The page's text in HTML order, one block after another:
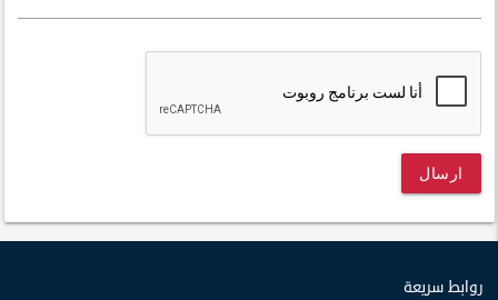
ارسال
روابط سريعة